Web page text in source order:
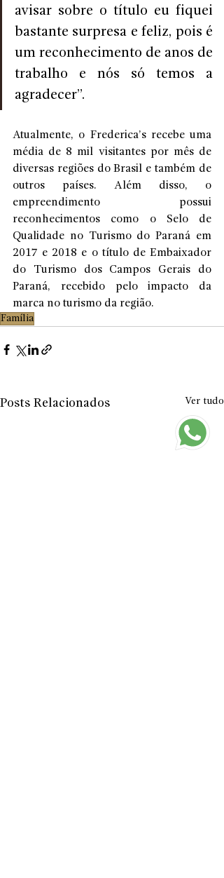
avisar sobre o título eu fiquei
bastante surpresa e feliz, pois é
um reconhecimento de anos de
trabalho e nós só temos a
agradecer”.
Atualmente, o Frederica’s recebe uma
média de 8 mil visitantes por mês de
diversas regiões do Brasil e também de
outros países. Além disso, o
empreendimento possui
reconhecimentos como o Selo de
Qualidade no Turismo do Paraná em
2017 e 2018 e o título de Embaixador
do Turismo dos Campos Gerais do
Paraná, recebido pelo impacto da
marca no turismo da região.
Família
Posts Relacionados Ver tudo